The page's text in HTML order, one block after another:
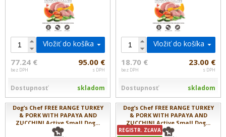
Vložiť do košíka
77.24 €
bez DPH
95.00 €
s DPH
Dostupnosť skladom
Vložiť do košíka
18.70 €
bez DPH
23.00 €
s DPH
Dostupnosť skladom
Dog’s Chef FREE RANGE TURKEY
& PORK WITH PAPAYA AND
ZUCCHINI Active Small Dog...
Dog’s Chef FREE RANGE TURKEY
& PORK WITH PAPAYA AND
ZUCCHINI Active Small Dog...
REGISTR. ZĽAVA